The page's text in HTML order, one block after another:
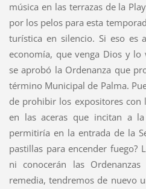
música en las terrazas de la
por los pelos para esta
turística en silencio. Si eso es
economía, que venga Dios y lo
se aprobó la Ordenanza que
término Municipal de Palma.
de prohibir los expositores con
en las aceras que incitan a
permitiría en la entrada de la
pastillas para encender fuego?
ni conocerán las
remedia, tendremos de nuevo